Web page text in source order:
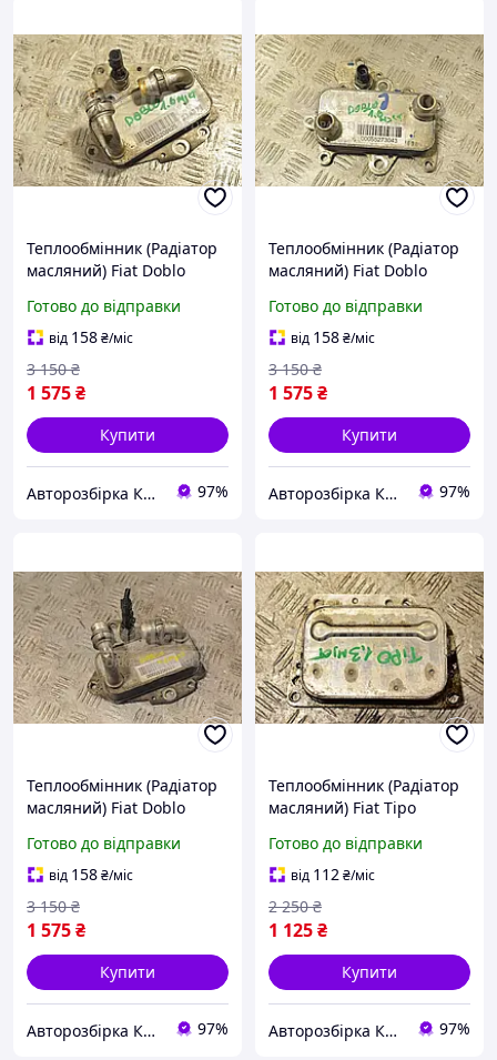
Теплообмінник (Радіатор
масляний) Fiat Doblo
215319
Готово до відправки
від 158₴/міс
1 575₴
3 150 ₴
Купити
Авторозбірка Київ б/у автозапчастини 97%
Теплообмінник (Радіатор
масляний) Fiat Doblo
236573
Готово до відправки
від 158₴/міс
1 575₴
3 150 ₴
Купити
Авторозбірка Київ б/у автозапчастини 97%
Теплообмінник (Радіатор
масляний) Fiat Doblo
256483
Готово до відправки
від 158₴/міс
1 575₴
3 150 ₴
Купити
Авторозбірка Київ б/у автозапчастини 97%
Теплообмінник (Радіатор
масляний) Fiat Tipo
301894
Готово до відправки
від 112₴/міс
1 125₴
2 250 ₴
Купити
Авторозбірка Київ б/у автозапчастини 97%